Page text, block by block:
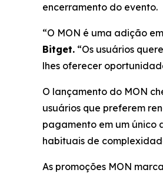
encerramento do evento.
“O MON é uma adição
Bitget. “Os usuários
lhes oferecer
O lançamento do MON
usuários que preferem
pagamento em um único
habituais de
As promoções MON